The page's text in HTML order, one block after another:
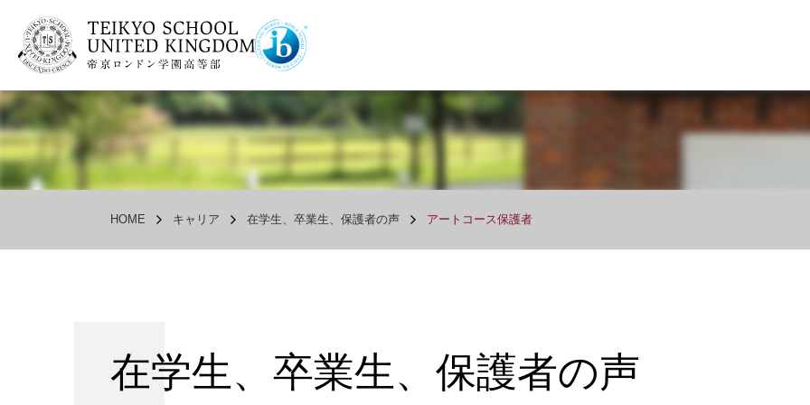
HOME キャリア 在学生、卒業生、保護者の声 アートコース保護者
在学生、卒業生、保護者の声